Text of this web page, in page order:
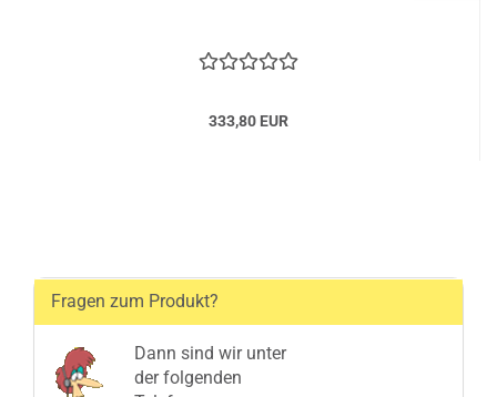
333,80 EUR
Fragen zum Produkt?
Dann sind wir unter
der folgenden